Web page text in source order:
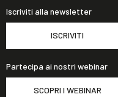
Iscriviti alla newsletter
ISCRIVITI
Partecipa ai nostri webinar
SCOPRI I WEBINAR